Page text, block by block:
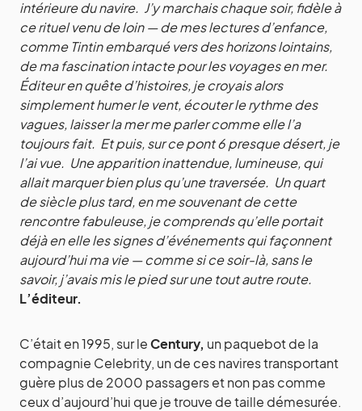
intérieure du navire. J’y marchais chaque soir, fidèle à
ce rituel venu de loin — de mes lectures d’enfance,
comme Tintin embarqué vers des horizons lointains,
de ma fascination intacte pour les voyages en mer.
Éditeur en quête d’histoires, je croyais alors
simplement humer le vent, écouter le rythme des
vagues, laisser la mer me parler comme elle l’a
toujours fait. Et puis, sur ce pont 6 presque désert, je
l’ai vue. Une apparition inattendue, lumineuse, qui
allait marquer bien plus qu’une traversée. Un quart
de siècle plus tard, en me souvenant de cette
rencontre fabuleuse, je comprends qu’elle portait
déjà en elle les signes d’événements qui façonnent
aujourd’hui ma vie — comme si ce soir-là, sans le
savoir, j’avais mis le pied sur une tout autre route.
L’éditeur.
C’était en 1995, sur leCentury, un paquebot de la
compagnie Celebrity, un de ces navires transportant
guère plus de 2000 passagers et non pas comme
ceux d’aujourd’hui que je trouve de taille démesurée.